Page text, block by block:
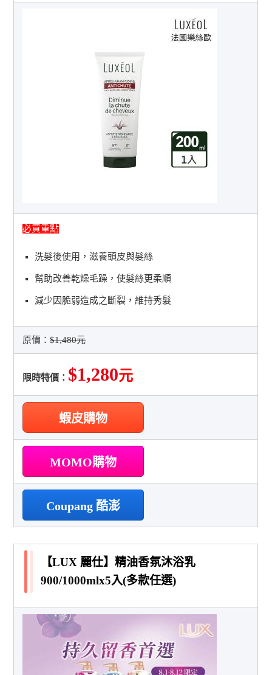
必買重點
洗髮後使用，滋養頭皮與髮絲
幫助改善乾燥毛躁，使髮絲更柔順
減少因脆弱造成之斷裂，維持秀髮
原價：$1,480元
限時特價： $1,280元
蝦皮購物
MOMO購物
Coupang 酷澎
【LUX 麗仕】精油香氛沐浴乳
900/1000mlx5入(多款任選)